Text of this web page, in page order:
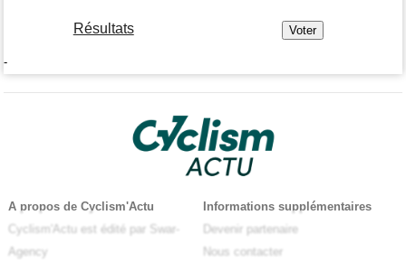
Résultats
-
A propos de Cyclism'Actu
Cyclism'Actu est édité par Swar-
Agency
Informations supplémentaires
Devenir partenaire
Nous contacter